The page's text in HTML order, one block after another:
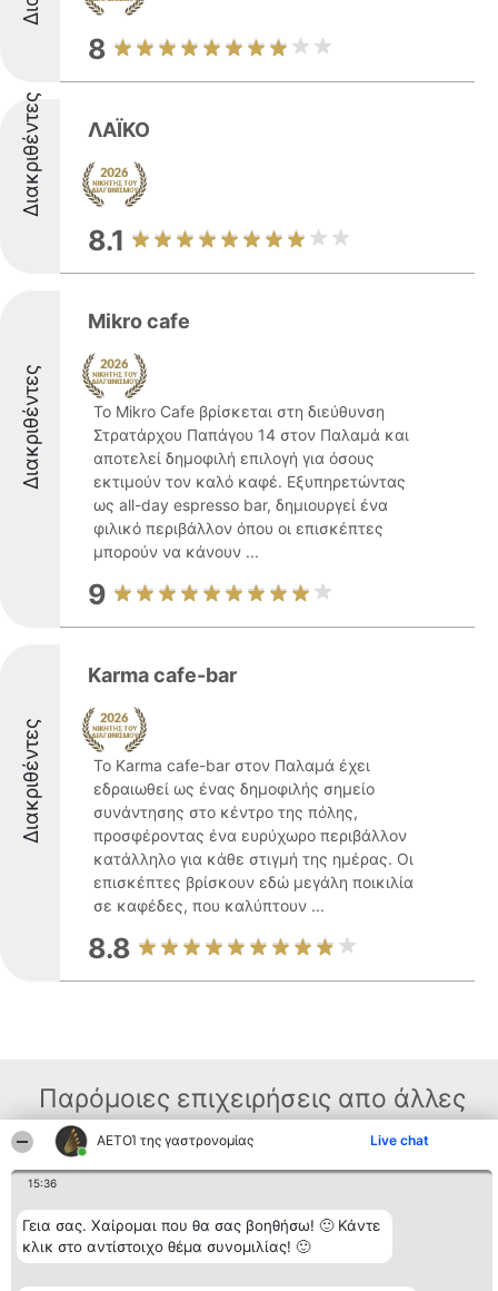
ΑΕΤΟΊ της γαστρονομίας Live chat
15:36
Γεια σας. Χαίρομαι που θα σας βοηθήσω! 🙂 Κάντε
κλικ στο αντίστοιχο θέμα συνομιλίας! 🙂
8
Διακριθέντες ΛΑΪΚΟ
8.1
Διακριθέντες
Mikro cafe
Το Mikro Cafe βρίσκεται στη διεύθυνση
Στρατάρχου Παπάγου 14 στον Παλαμά και
αποτελεί δημοφιλή επιλογή για όσους
εκτιμούν τον καλό καφέ. Εξυπηρετώντας
ως all-day espresso bar, δημιουργεί ένα
φιλικό περιβάλλον όπου οι επισκέπτες
μπορούν να κάνουν ...
9
Διακριθέντες
Karma cafe-bar
Το Karma cafe-bar στον Παλαμά έχει
εδραιωθεί ως ένας δημοφιλής σημείο
συνάντησης στο κέντρο της πόλης,
προσφέροντας ένα ευρύχωρο περιβάλλον
κατάλληλο για κάθε στιγμή της ημέρας. Οι
επισκέπτες βρίσκουν εδώ μεγάλη ποικιλία
σε καφέδες, που καλύπτουν ...
8.8
Παρόμοιες επιχειρήσεις απο άλλες
περιοχές
Διοργανωτής της
κατάταξης
BEAUTIFUL COMPANY
Μονοπρόσωπη ΙΚΕ
Κατάταξη
Διακριθέντες
Λίστα όλων
Επικοινωνία
Επικοινωνία